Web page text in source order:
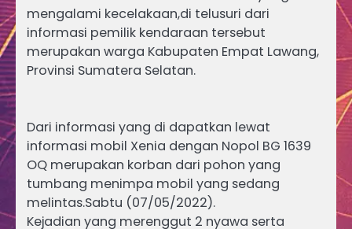
mengalami kecelakaan,di telusuri dari
informasi pemilik kendaraan tersebut
merupakan warga Kabupaten Empat Lawang,
Provinsi Sumatera Selatan.
Dari informasi yang di dapatkan lewat
informasi mobil Xenia dengan Nopol BG 1639
OQ merupakan korban dari pohon yang
tumbang menimpa mobil yang sedang
melintas.Sabtu (07/05/2022).
Kejadian yang merenggut 2 nyawa serta